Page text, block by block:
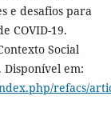
e desafios para
COVID-19.
Social
Disponível em:
refacs/